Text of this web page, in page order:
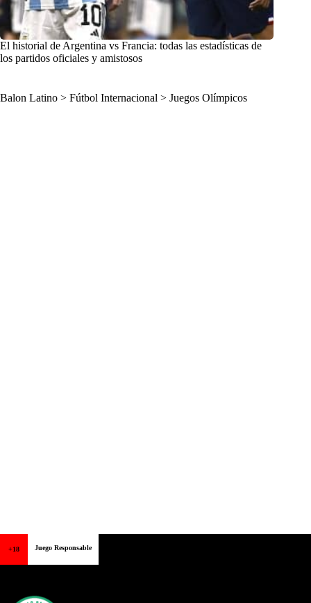
El historial de Argentina vs Francia: todas las estadísticas de
los partidos oficiales y amistosos
Balon Latino > Fútbol Internacional > Juegos Olímpicos
+18 Juego Responsable